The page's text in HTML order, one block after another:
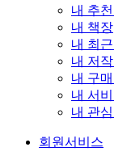
내 추
내 책장
내 최
내 저
내 구
내 서
내 관
회원서비스